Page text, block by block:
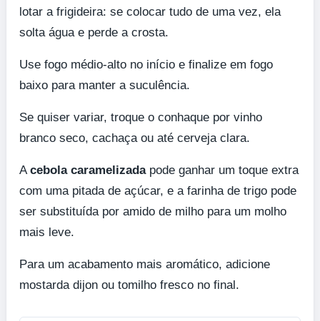
lotar a frigideira: se colocar tudo de uma vez, ela
solta água e perde a crosta.
Use fogo médio-alto no início e finalize em fogo
baixo para manter a suculência.
Se quiser variar, troque o conhaque por vinho
branco seco, cachaça ou até cerveja clara.
Acebola caramelizadapode ganhar um toque extra
com uma pitada de açúcar, e a farinha de trigo pode
ser substituída por amido de milho para um molho
mais leve.
Para um acabamento mais aromático, adicione
mostarda dijon ou tomilho fresco no final.